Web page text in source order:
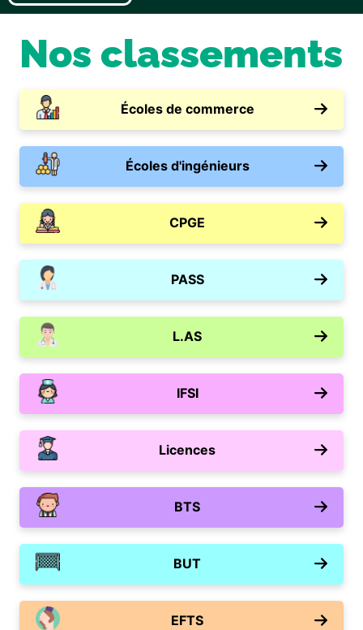
Nos classements
Écoles de commerce
Écoles d'ingénieurs
CPGE
PASS
L.AS
IFSI
Licences
BTS
BUT
EFTS